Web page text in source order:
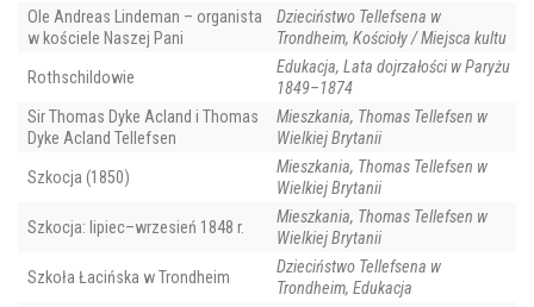
Ole Andreas Lindeman – organista
w kościele Naszej Pani
Dzieciństwo Tellefsena w
Trondheim, Kościoły / Miejsca kultu
Rothschildowie
Edukacja, Lata dojrzałości w Paryżu
1849–1874
Sir Thomas Dyke Acland i Thomas
Dyke Acland Tellefsen
Mieszkania, Thomas Tellefsen w
Wielkiej Brytanii
Szkocja (1850)
Mieszkania, Thomas Tellefsen w
Wielkiej Brytanii
Szkocja: lipiec–wrzesień 1848 r.
Mieszkania, Thomas Tellefsen w
Wielkiej Brytanii
Szkoła Łacińska w Trondheim
Dzieciństwo Tellefsena w
Trondheim, Edukacja